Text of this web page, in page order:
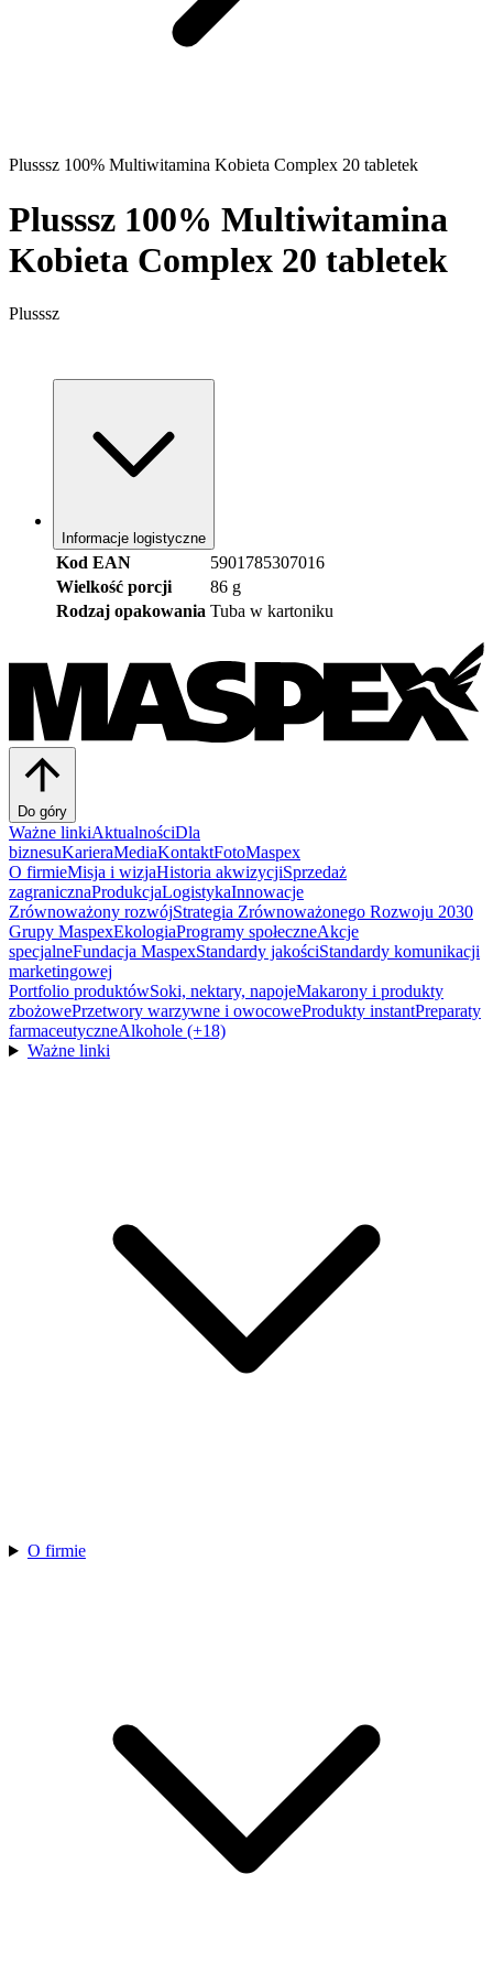
Plusssz 100% Multiwitamina Kobieta Complex 20 tabletek
Plusssz 100% Multiwitamina
Kobieta Complex 20 tabletek
Plusssz
Informacje logistyczne
Kod EAN
5901785307016
Wielkość porcji
86 g
Rodzaj opakowania Tuba w kartoniku
Do góry
Ważne linkiAktualnościDla
biznesuKarieraMediaKontaktFotoMaspex
O firmieMisja i wizjaHistoria akwizycjiSprzedaż
zagranicznaProdukcjaLogistykaInnowacje
Zrównoważony rozwójStrategia Zrównoważonego Rozwoju 2030
Grupy MaspexEkologiaProgramy społeczneAkcje
specjalneFundacja MaspexStandardy jakościStandardy komunikacji
marketingowej
Portfolio produktówSoki, nektary, napojeMakarony i produkty
zbożowePrzetwory warzywne i owocoweProdukty instantPreparaty
farmaceutyczneAlkohole (+18)
Ważne linki
O firmie